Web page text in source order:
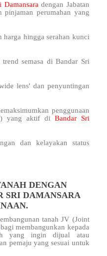
Damansaradengan Jabatan
pinjaman perumahan yang
harga hingga serahan kunci
semasa di Bandar Sri
lens' dan penyuntingan
penggunaan
yang aktif di Bandar Sri
dan kelayakan status
DENGAN
SRI DAMANSARA
tanah JV (Joint
bagi membangunkan kepada
yang ingin dijual atau
pemaju yang sesuai untuk